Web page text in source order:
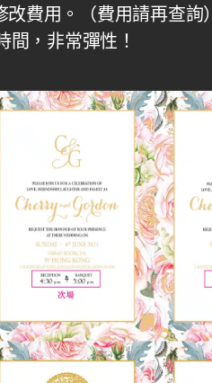
費用。（費用請再查詢）
，非常彈性！